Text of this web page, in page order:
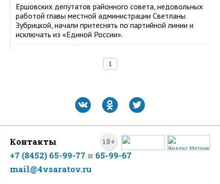
Ершовских депутатов районного совета, недовольных
работой главы местной администрации Светланы
Зубрицкой, начали притеснять по партийной линии и
исключать из «Единой России».
1
18+
Контакты
+7 (8452) 65-99-77 и 65-99-67
mail@4vsaratov.ru